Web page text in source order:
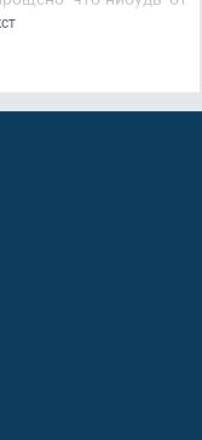
выкупа убьёт
выкуп]